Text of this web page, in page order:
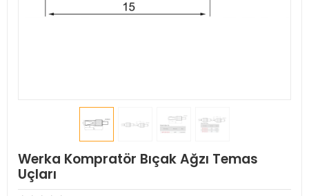
Werka Kompratör Bıçak Ağzı Temas
Uçları